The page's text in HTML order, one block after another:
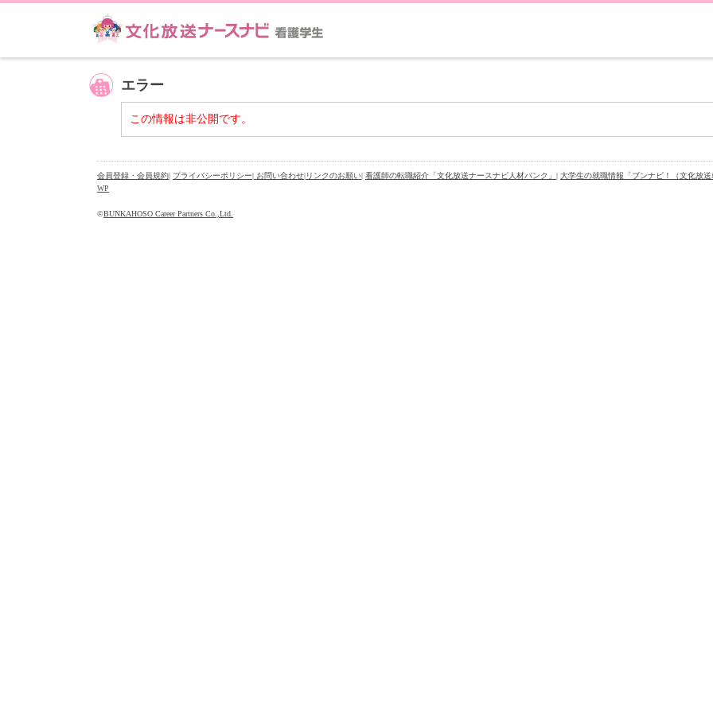
エラー
この情報は非公開です。
会員登録・会員規約| プライバシーポリシー| お問い合わせ|リンクのお願い| 看護師の転職紹介「文化放送ナースナビ人材バンク」 | 大学生の就職情報「ブンナビ！（文化放送
WP
©BUNKAHOSO Career Partners Co.,Ltd.